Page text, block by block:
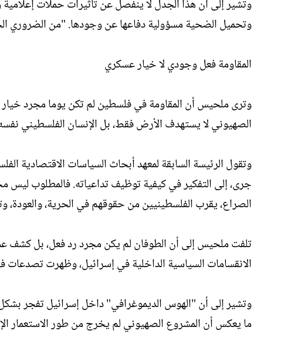
وتشير إلى أن هذا الجدل لا ينفصل عن تأثيرات حملات
وتحميل الضحية مسؤولية دفاعها عن وجودها. "من الضروري
المقاومة فعل وجودي لا خيار عسكري
وترى ملحيس أن المقاومة في فلسطين لم تكن يوما مجرد
الصهيوني لا يستهدف الأرض فقط، بل الإنسان الفلسطيني
وتقول الرئيسة السابقة لمعهد أبحاث السياسات الاقتصادية
جرى، إلى التفكير في كيفية توظيف تداعياته. فالمطلوب
الصراع، يقرب الفلسطينيين من حقوقهم في الحرية، والعودة،
تلفت ملحيس إلى أن الطوفان لم يكن مجرد رد فعل، بل كشف
الانقسامات السياسية الداخلية في إسرائيل، وظهرت تصدعات
وتشير إلى أن "الهوس الديموغرافي" داخل إسرائيل تفجر
ما يعكس أن المشروع الصهيوني لم يخرج من طور الاستعمار